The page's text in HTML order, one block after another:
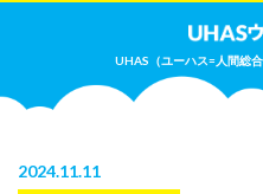
UHAS（ユーハス=人間総
2024.11.11